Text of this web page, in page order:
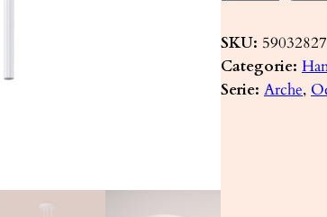
n
g
l
SKU:
Categorie:
Serie: Arche,